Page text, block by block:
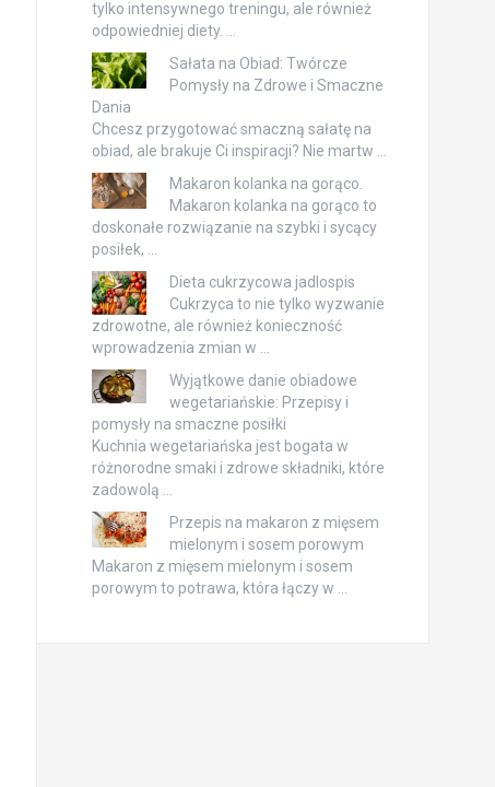
tylko intensywnego treningu, ale również
odpowiedniej diety. …
Sałata na Obiad: Twórcze
Pomysły na Zdrowe i Smaczne
Dania
Chcesz przygotować smaczną sałatę na
obiad, ale brakuje Ci inspiracji? Nie martw …
Makaron kolanka na gorąco.
Makaron kolanka na gorąco to
doskonałe rozwiązanie na szybki i sycący
posiłek, …
Dieta cukrzycowa jadlospis
Cukrzyca to nie tylko wyzwanie
zdrowotne, ale również konieczność
wprowadzenia zmian w …
Wyjątkowe danie obiadowe
wegetariańskie: Przepisy i
pomysły na smaczne posiłki
Kuchnia wegetariańska jest bogata w
różnorodne smaki i zdrowe składniki, które
zadowolą …
Przepis na makaron z mięsem
mielonym i sosem porowym
Makaron z mięsem mielonym i sosem
porowym to potrawa, która łączy w …